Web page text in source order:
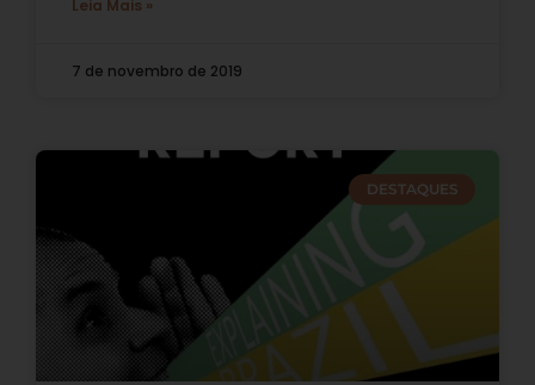
Leia Mais »
7 de novembro de 2019
DESTAQUES